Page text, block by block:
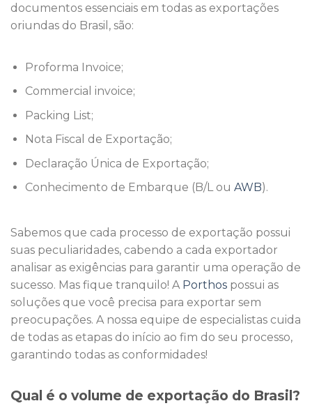
documentos essenciais em todas as exportações
oriundas do Brasil, são:
Proforma Invoice;
Commercial invoice;
Packing List;
Nota Fiscal de Exportação;
Declaração Única de Exportação;
Conhecimento de Embarque (B/L ou AWB).
Sabemos que cada processo de exportação possui
suas peculiaridades, cabendo a cada exportador
analisar as exigências para garantir uma operação de
sucesso. Mas fique tranquilo! A Porthos possui as
soluções que você precisa para exportar sem
preocupações. A nossa equipe de especialistas cuida
de todas as etapas do início ao fim do seu processo,
garantindo todas as conformidades!
Qual é o volume de exportação do Brasil?